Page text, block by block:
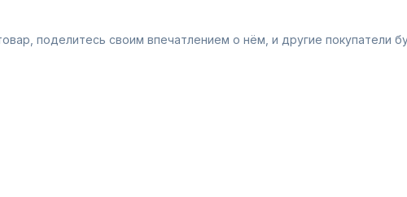
поделитесь своим впечатлением о нём, и другие покупатели